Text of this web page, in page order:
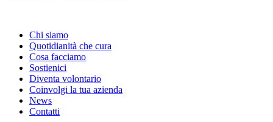
Chi siamo
Quotidianità che cura
Cosa facciamo
Sostienici
Diventa volontario
Coinvolgi la tua azienda
News
Contatti